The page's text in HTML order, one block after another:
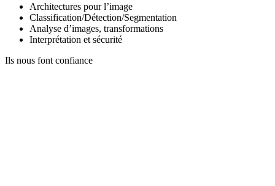
Architectures pour l’image
Classification/Détection/Segmentation
Analyse d’images, transformations
Interprétation et sécurité
Ils nous font confiance